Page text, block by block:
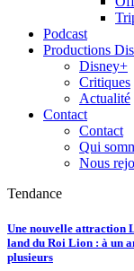
Podcast
Productions
Disney+
Critiques
Actualité
Contact
Contact
Qui
Nous
Tendance
Une nouvelle attraction
land du Roi Lion : à un
plusieurs